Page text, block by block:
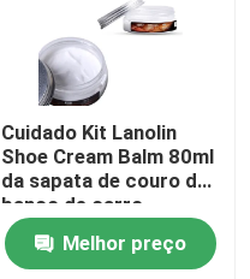
Cuidado Kit Lanolin
Shoe Cream Balm 80ml
da sapata de couro do
banco de carro
Melhor preço